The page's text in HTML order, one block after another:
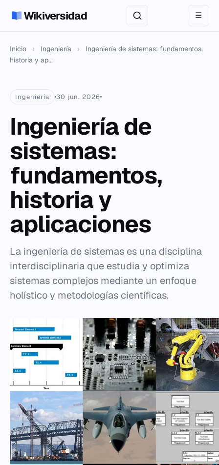
Wikiversidad ☰
Inicio › Ingeniería ›
Ingeniería de sistemas: fundamentos,
historia y ap...
Ingeniería 30 jun. 2026
Ingeniería de
sistemas:
fundamentos,
historia y
aplicaciones
La ingeniería de sistemas es una disciplina
interdisciplinaria que estudia y optimiza
sistemas complejos mediante un enfoque
holístico y metodologías científicas.